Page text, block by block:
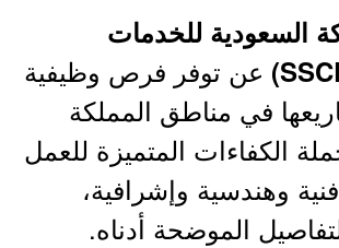
السعودية للخدمات
عن توفر فرص وظيفية
في مناطق المملكة
الكفاءات المتميزة للعمل
وهندسية وإشرافية،
الموضحة أدناه.